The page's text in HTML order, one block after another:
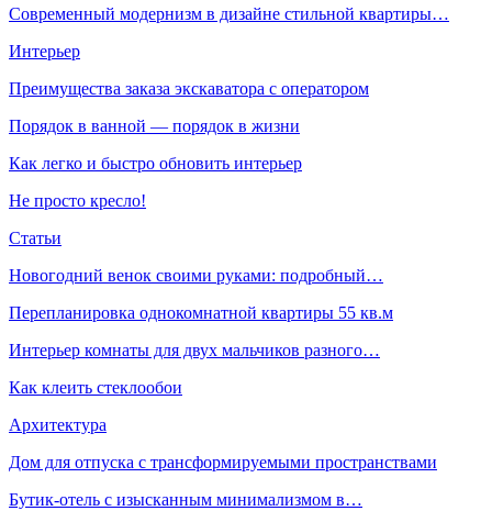
Современный модернизм в дизайне стильной квартиры…
Интерьер
Преимущества заказа экскаватора с оператором
Порядок в ванной — порядок в жизни
Как легко и быстро обновить интерьер
Не просто кресло!
Статьи
Новогодний венок своими руками: подробный…
Перепланировка однокомнатной квартиры 55 кв.м
Интерьер комнаты для двух мальчиков разного…
Как клеить стеклообои
Архитектура
Дом для отпуска с трансформируемыми пространствами
Бутик-отель с изысканным минимализмом в…